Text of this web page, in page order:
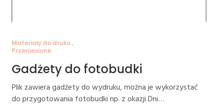
Materiały do druku ,
Przeniesione
Gadżety do fotobudki
Plik zawiera gadżety do wydruku, można je wykorzystać
do przygotowania fotobudki np. z okazji Dni…